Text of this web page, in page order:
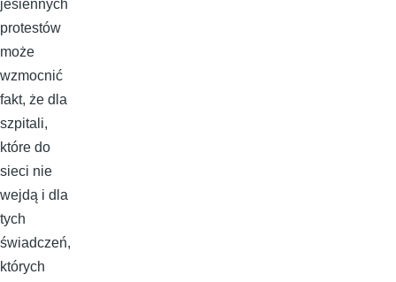
jesiennych
protestów
może
wzmocnić
fakt, że dla
szpitali,
które do
sieci nie
wejdą i dla
tych
świadczeń,
których